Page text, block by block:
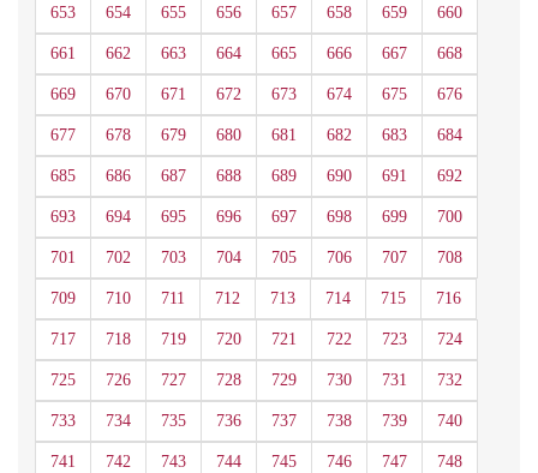
653 654 655 656 657 658 659 660
661 662 663 664 665 666 667 668
669 670 671 672 673 674 675 676
677 678 679 680 681 682 683 684
685 686 687 688 689 690 691 692
693 694 695 696 697 698 699 700
701 702 703 704 705 706 707 708
709 710 711 712 713 714 715 716
717 718 719 720 721 722 723 724
725 726 727 728 729 730 731 732
733 734 735 736 737 738 739 740
741 742 743 744 745 746 747 748